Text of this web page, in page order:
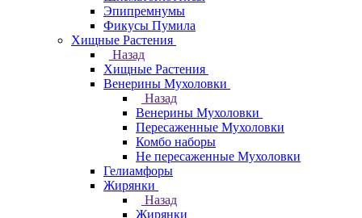
Эпипремнумы
Фикусы Пумила
Хищные Растения
Назад
Хищные Растения
Венерины Мухоловки
Назад
Венерины Мухоловки
Пересаженные Мухоловки
Комбо наборы
Не пересаженные Мухоловки
Гелиамфоры
Жирянки
Назад
Жирянки